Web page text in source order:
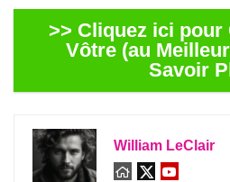
>> Cliquez ici pour
Vôtre (au
Savoir
William LeClair